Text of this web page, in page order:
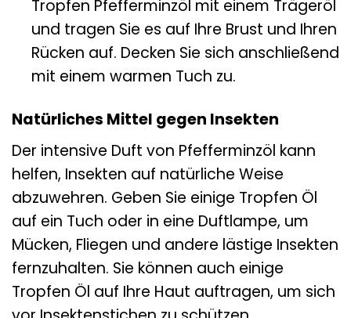
Tropfen Pfefferminzöl mit einem Trägeröl
und tragen Sie es auf Ihre Brust und Ihren
Rücken auf. Decken Sie sich anschließend
mit einem warmen Tuch zu.
Natürliches Mittel gegen Insekten
Der intensive Duft von Pfefferminzöl kann
helfen, Insekten auf natürliche Weise
abzuwehren. Geben Sie einige Tropfen Öl
auf ein Tuch oder in eine Duftlampe, um
Mücken, Fliegen und andere lästige Insekten
fernzuhalten. Sie können auch einige
Tropfen Öl auf Ihre Haut auftragen, um sich